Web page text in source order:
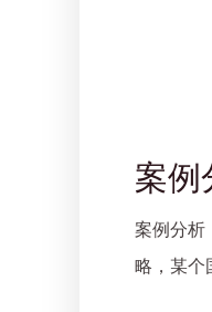
案例
案例分析
略，某个